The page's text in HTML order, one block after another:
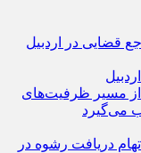
از مسیر ظرفیت‌های
می‌گیرد
دریافت رشوه در